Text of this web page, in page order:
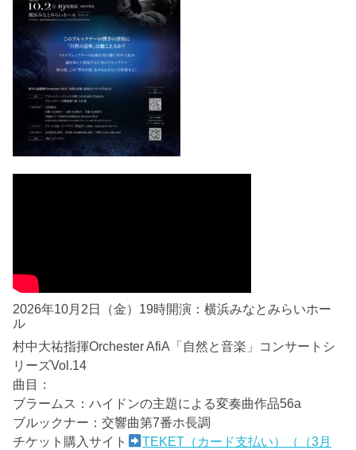
2026年10月2日（金）19時開演：横浜みなとみらいホー
ル
村中大祐指揮Orchester AfiA「自然と音楽」コンサートシ
リーズVol.14
曲目：
ブラームス：ハイドンの主題による変奏曲作品56a
ブルックナー：交響曲第7番ホ長調
チケット購入サイト
TEKET（カード支払い）（（3月